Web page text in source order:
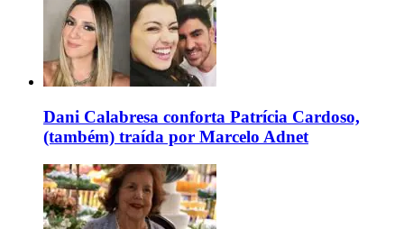
Dani Calabresa conforta Patrícia Cardoso,
(também) traída por Marcelo Adnet